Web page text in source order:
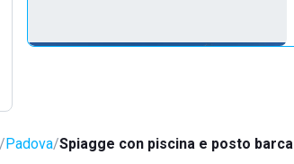
Padova Spiagge con piscina e posto barca